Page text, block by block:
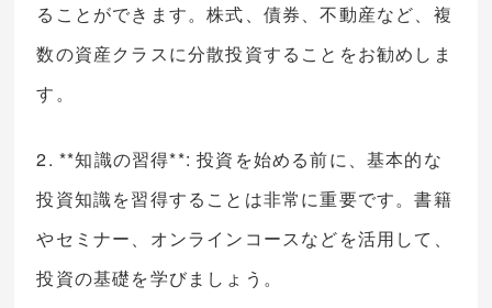
ることができます。株式、債券、不動産など、複
数の資産クラスに分散投資することをお勧めしま
す。
2. **知識の習得**: 投資を始める前に、基本的な
投資知識を習得することは非常に重要です。書籍
やセミナー、オンラインコースなどを活用して、
投資の基礎を学びましょう。